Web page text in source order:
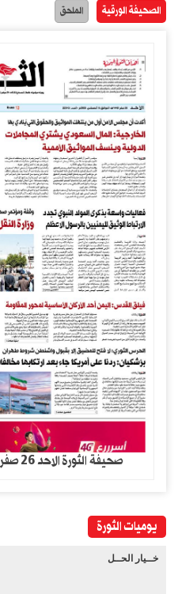
الصحيفة الورقية الملحق
صحيفة الثورة الاحد 26 صفر 1448- 9 اغسطس 2026
يوميات الثورة
خــيار الحــل